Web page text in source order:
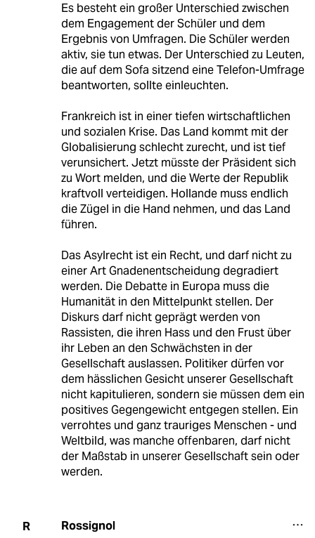
Es besteht ein großer Unterschied zwischen
dem Engagement der Schüler und dem
Ergebnis von Umfragen. Die Schüler werden
aktiv, sie tun etwas. Der Unterschied zu Leuten,
die auf dem Sofa sitzend eine Telefon-Umfrage
beantworten, sollte einleuchten.
Frankreich ist in einer tiefen wirtschaftlichen
und sozialen Krise. Das Land kommt mit der
Globalisierung schlecht zurecht, und ist tief
verunsichert. Jetzt müsste der Präsident sich
zu Wort melden, und die Werte der Republik
kraftvoll verteidigen. Hollande muss endlich
die Zügel in die Hand nehmen, und das Land
führen.
Das Asylrecht ist ein Recht, und darf nicht zu
einer Art Gnadenentscheidung degradiert
werden. Die Debatte in Europa muss die
Humanität in den Mittelpunkt stellen. Der
Diskurs darf nicht geprägt werden von
Rassisten, die ihren Hass und den Frust über
ihr Leben an den Schwächsten in der
Gesellschaft auslassen. Politiker dürfen vor
dem hässlichen Gesicht unserer Gesellschaft
nicht kapitulieren, sondern sie müssen dem ein
positives Gegengewicht entgegen stellen. Ein
verrohtes und ganz trauriges Menschen - und
Weltbild, was manche offenbaren, darf nicht
der Maßstab in unserer Gesellschaft sein oder
werden.
R Rossignol